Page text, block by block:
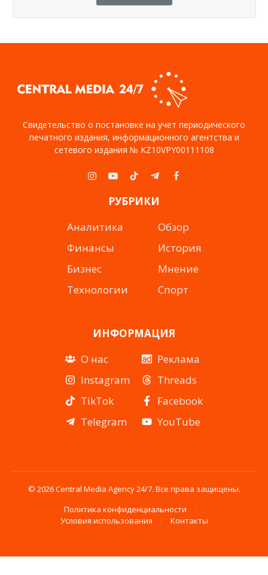
Свидетельство о постановке на учет периодического
печатного издания, информационного агентства и
сетевого издания № KZ10VPY00111108
Instagram
YouTubeTikTokTelegramFacebook
РУБРИКИ
Аналитика
Финансы
Бизнес
Технологии
Обзор
История
Мнение
Спорт
ИНФОРМАЦИЯ
О нас
Instagram
TikTok
Telegram
Реклама
Threads
Facebook
YouTube
© 2026 Central Media Agency 24/7. Все права защищены.
Политика конфиденциальности
Условия использования
Контакты